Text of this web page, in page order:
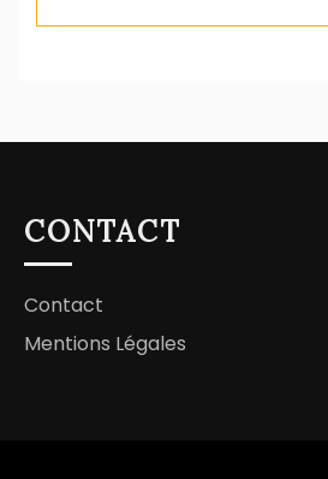
CONTACT
Contact
Mentions Légales